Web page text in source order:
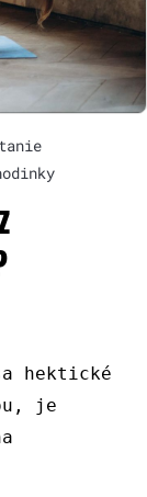
hektické
je